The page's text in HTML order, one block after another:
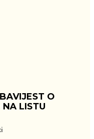
O
NA LISTU